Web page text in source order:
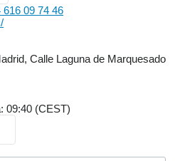
616 09 74 46
Calle Laguna de Marquesado
09:40 (CEST)